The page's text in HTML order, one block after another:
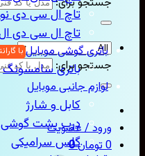
جستجو برای:
ورود / عضویت
تومان0
تاچ ال سی دی نوکیا
تاچ ال سی دی ال جی
باتری گوشی موبایل
باتری سامسونگ
لوازم جانبی موبایل
کابل و شارژ
درب پشت گوشی
گلس سرامیکی